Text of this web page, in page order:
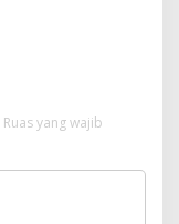
Ruas yang wajib